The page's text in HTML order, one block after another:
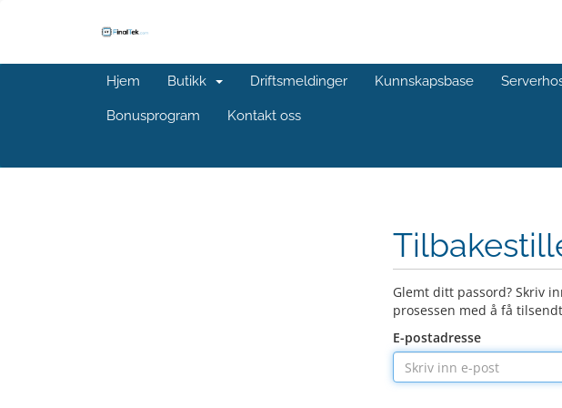
Hjem Butikk Driftsmeldinger Kunnskapsbase
Bonusprogram Kontakt oss
Glemt ditt passord? Skriv
prosessen med å få
E-postadresse